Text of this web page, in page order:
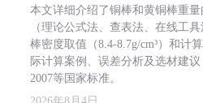
本文详细介绍了铜棒和黄铜棒重
（理论公式法、查表法、在线工
棒密度取值（8.4-8.7g/cm³）和计
际计算案例、误差分析及选材建
2007等国家标准。